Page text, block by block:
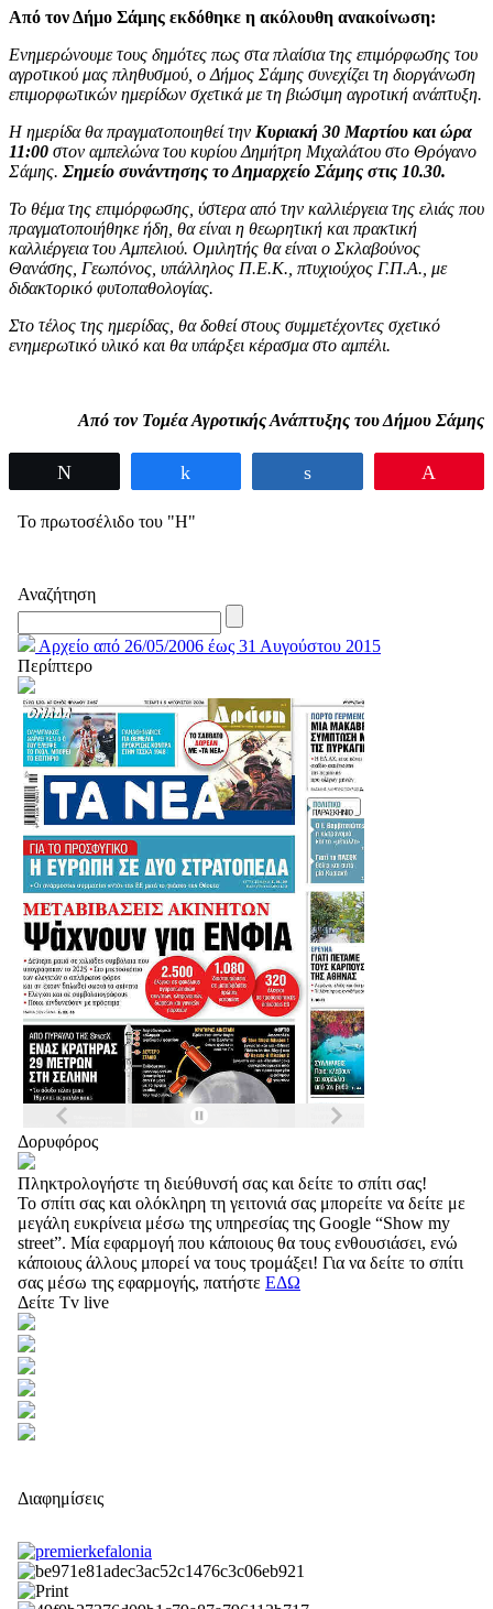
Από τον Δήμο Σάμης εκδόθηκε η ακόλουθη ανακοίνωση:
Ενημερώνουμε τους δημότες πως στα πλαίσια της επιμόρφωσης του
αγροτικού μας πληθυσμού, ο Δήμος Σάμης συνεχίζει τη διοργάνωση
επιμορφωτικών ημερίδων σχετικά με τη βιώσιμη αγροτική ανάπτυξη.
Η ημερίδα θα πραγματοποιηθεί την Κυριακή 30 Μαρτίου και ώρα
11:00 στον αμπελώνα του κυρίου Δημήτρη Μιχαλάτου στο Θρόγανο
Σάμης. Σημείο συνάντησης το Δημαρχείο Σάμης στις 10.30.
Το θέμα της επιμόρφωσης, ύστερα από την καλλιέργεια της ελιάς που
πραγματοποιήθηκε ήδη, θα είναι η θεωρητική και πρακτική
καλλιέργεια του Αμπελιού. Ομιλητής θα είναι ο Σκλαβούνος
Θανάσης, Γεωπόνος, υπάλληλος Π.Ε.Κ., πτυχιούχος Γ.Π.Α., με
διδακτορικό φυτοπαθολογίας.
Στο τέλος της ημερίδας, θα δοθεί στους συμμετέχοντες σχετικό
ενημερωτικό υλικό και θα υπάρξει κέρασμα στο αμπέλι.
Από τον Τομέα Αγροτικής Ανάπτυξης του Δήμου Σάμης
Το πρωτοσέλιδο του "Η"
Αναζήτηση
Αρχείο από 26/05/2006 έως 31 Αυγούστου 2015
Περίπτερο
Δορυφόρος
Πληκτρολογήστε τη διεύθυνσή σας και δείτε το σπίτι σας!
Το σπίτι σας και ολόκληρη τη γειτονιά σας μπορείτε να δείτε με
μεγάλη ευκρίνεια μέσω της υπηρεσίας της Google “Show my
street”. Μία εφαρμογή που κάποιους θα τους ενθουσιάσει, ενώ
κάποιους άλλους μπορεί να τους τρομάξει! Για να δείτε το σπίτι
σας μέσω της εφαρμογής, πατήστε ΕΔΩ
Δείτε Tv live
Διαφημίσεις